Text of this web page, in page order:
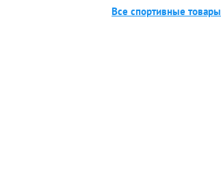
Все спортивные товары